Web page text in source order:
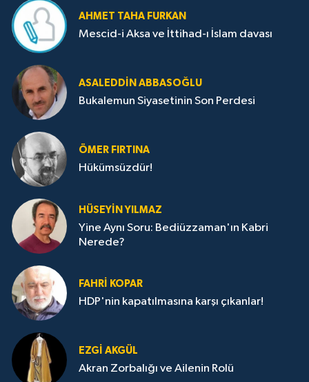
AHMET TAHA FURKAN
Mescid-i Aksa ve İttihad-ı İslam davası
ASALEDDIN ABBASOĞLU
Bukalemun Siyasetinin Son Perdesi
ÖMER FIRTINA
Hükümsüzdür!
HÜSEYIN YILMAZ
Yine Aynı Soru: Bediüzzaman'ın Kabri
Nerede?
FAHRI KOPAR
HDP'nin kapatılmasına karşı çıkanlar!
EZGI AKGÜL
Akran Zorbalığı ve Ailenin Rolü